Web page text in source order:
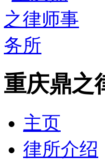
重庆鼎之
主页
律所介绍